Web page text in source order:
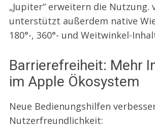
„Jupiter“ erweitern die Nutzung.
unterstützt außerdem native
180°-, 360°- und Weitwinkel-
Barrierefreiheit: Mehr
im Apple Ökosystem
Neue Bedienungshilfen
Nutzerfreundlichkeit: